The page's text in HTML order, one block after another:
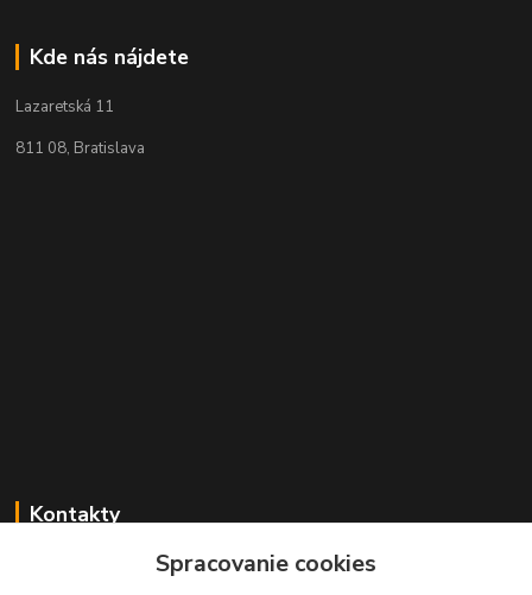
Kde nás nájdete
Lazaretská 11
811 08, Bratislava
Kontakty
+421 2 529 67 411Spracovanie cookies